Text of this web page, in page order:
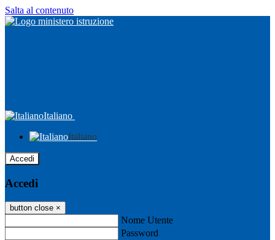
Salta al contenuto
Italiano
Italiano
Accedi
Accedi
button close ×
Nome Utente
Password